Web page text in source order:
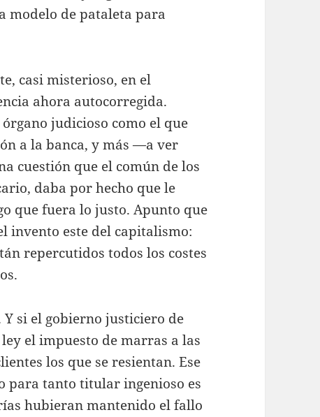
modelo de pataleta para
casi misterioso, en el
ahora autocorregida.
judicioso como el que
a la banca, y más —a ver
cuestión que el común de los
daba por hecho que le
que fuera lo justo. Apunto que
invento este del capitalismo:
repercutidos todos los costes
si el gobierno justiciero de
el impuesto de marras a las
los que se resientan. Ese
para tanto titular ingenioso es
hubieran mantenido el fallo